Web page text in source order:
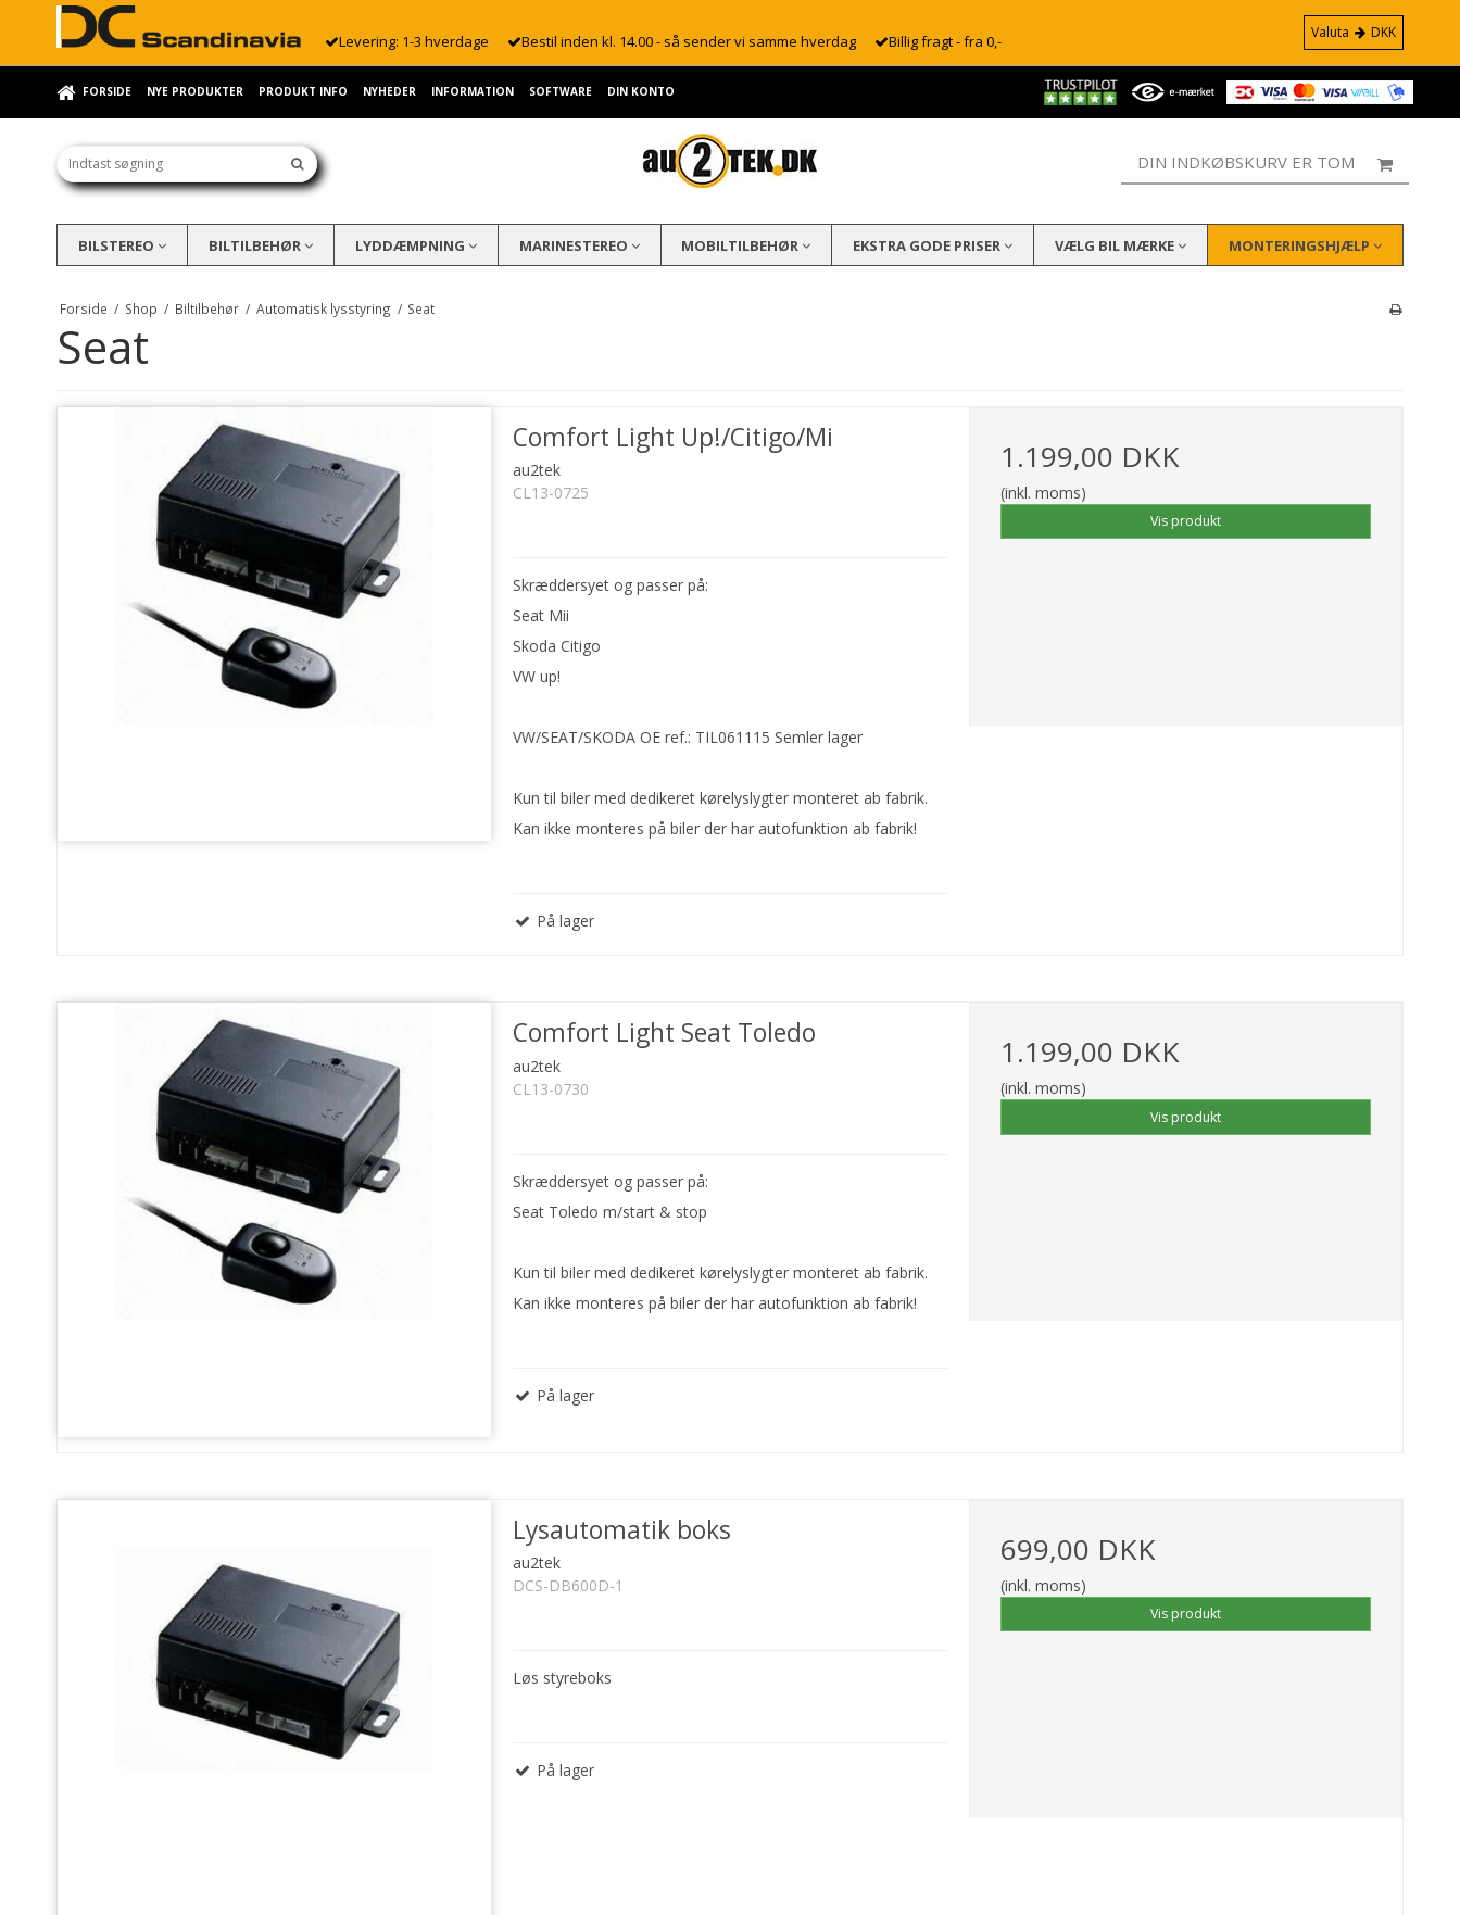
Levering: 1-3 hverdage Bestil inden kl. 14.00 - så sender vi samme hverdag Billig fragt - fra 0,- Valuta DKK
FORSIDE NYE PRODUKTER PRODUKT INFO NYHEDER INFORMATION SOFTWARE DIN KONTO
DIN INDKØBSKURV ER TOM
BILSTEREO BILTILBEHØR LYDDÆMPNING MARINESTEREO MOBILTILBEHØR EKSTRA GODE PRISER VÆLG BIL MÆRKE MONTERINGSHJÆLP
Forside / Shop / Biltilbehør / Automatisk lysstyring / Seat
Seat
Comfort Light Up!/Citigo/Mi
au2tek
CL13-0725
Skræddersyet og passer på:
Seat Mii
Skoda Citigo
VW up!
VW/SEAT/SKODA OE ref.: TIL061115 Semler lager
Kun til biler med dedikeret kørelyslygter monteret ab fabrik.
Kan ikke monteres på biler der har autofunktion ab fabrik!
På lager
1.199,00 DKK
(inkl. moms)
Vis produkt
Comfort Light Seat Toledo
au2tek
CL13-0730
Skræddersyet og passer på:
Seat Toledo m/start & stop
Kun til biler med dedikeret kørelyslygter monteret ab fabrik.
Kan ikke monteres på biler der har autofunktion ab fabrik!
På lager
1.199,00 DKK
(inkl. moms)
Vis produkt
Lysautomatik boks
au2tek
DCS-DB600D-1
Løs styreboks
På lager
699,00 DKK
(inkl. moms)
Vis produkt